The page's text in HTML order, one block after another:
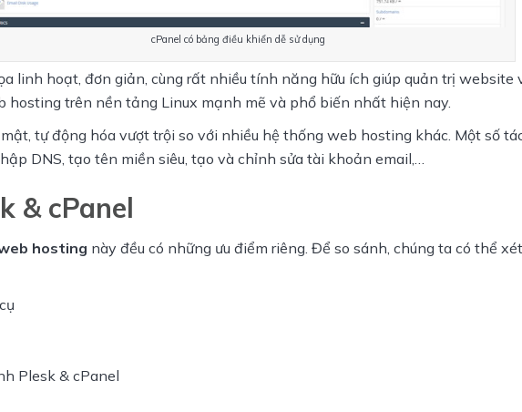
cPanel có bảng điều khiển dễ sử dụng
linh hoạt, đơn giản, cùng rất nhiều tính năng hữu ích giúp quản trị website
hosting trên nền tảng Linux mạnh mẽ và phổ biến nhất hiện nay.
tự động hóa vượt trội so với nhiều hệ thống web hosting khác. Một số
DNS, tạo tên miền siêu, tạo và chỉnh sửa tài khoản email,…
& cPanel
hosting này đều có những ưu điểm riêng. Để so sánh, chúng ta có thể
Plesk & cPanel